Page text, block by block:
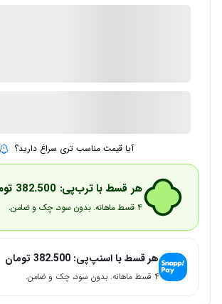
1 در انبار
آیا قیمت مناسب تری سراغ دارید؟
هر قسط با ترب‌پی: 382.500
۴ قسط ماهانه. بدون سود، چک و ضامن.
هر قسط با اسنپ‌پی: 382.500 تومان
۴ قسط ماهانه. بدون سود، چک و ضامن.